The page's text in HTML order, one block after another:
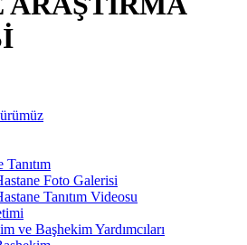
Tanıtım
Foto Galerisi
Tanıtım Videosu
ve Başhekim Yardımcıları